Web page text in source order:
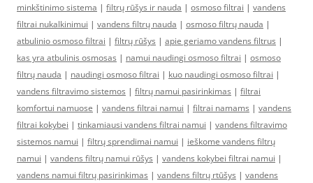
minkštinimo sistema | filtrų rūšys ir nauda | osmoso filtrai | vandens
filtrai nukalkinimui | vandens filtrų nauda | osmoso filtrų nauda |
atbulinio osmoso filtrai | filtrų rūšys | apie geriamo vandens filtrus |
kas yra atbulinis osmosas | namui naudingi osmoso filtrai | osmoso
filtrų nauda | naudingi osmoso filtrai | kuo naudingi osmoso filtrai |
vandens filtravimo sistemos | filtrų namui pasirinkimas | filtrai
komfortui namuose | vandens filtrai namui | filtrai namams | vandens
filtrai kokybei | tinkamiausi vandens filtrai namui | vandens filtravimo
sistemos namui | filtrų sprendimai namui | ieškome vandens filtrų
namui | vandens filtrų namui rūšys | vandens kokybei filtrai namui |
vandens namui filtrų pasirinkimas | vandens filtrų rtūšys | vandens